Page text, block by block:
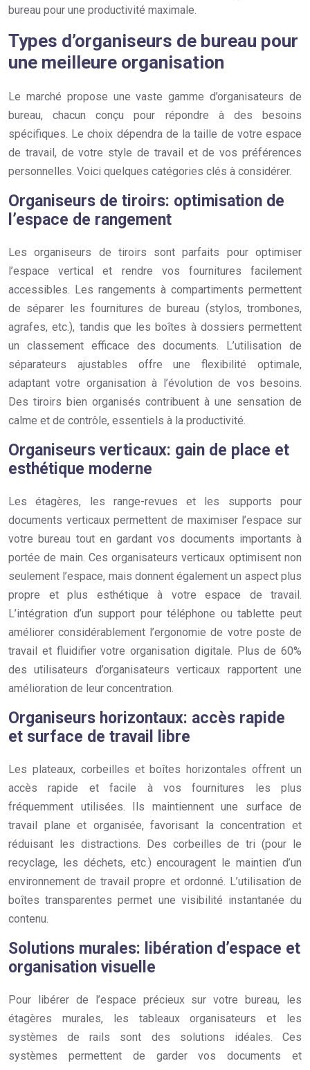
bureau pour une productivité maximale.
Types d’organiseurs de bureau pour
une meilleure organisation
Le marché propose une vaste gamme d’organisateurs de
bureau, chacun conçu pour répondre à des besoins
spécifiques. Le choix dépendra de la taille de votre espace
de travail, de votre style de travail et de vos préférences
personnelles. Voici quelques catégories clés à considérer.
Organiseurs de tiroirs: optimisation de
l’espace de rangement
Les organiseurs de tiroirs sont parfaits pour optimiser
l’espace vertical et rendre vos fournitures facilement
accessibles. Les rangements à compartiments permettent
de séparer les fournitures de bureau (stylos, trombones,
agrafes, etc.), tandis que les boîtes à dossiers permettent
un classement efficace des documents. L’utilisation de
séparateurs ajustables offre une flexibilité optimale,
adaptant votre organisation à l’évolution de vos besoins.
Des tiroirs bien organisés contribuent à une sensation de
calme et de contrôle, essentiels à la productivité.
Organiseurs verticaux: gain de place et
esthétique moderne
Les étagères, les range-revues et les supports pour
documents verticaux permettent de maximiser l’espace sur
votre bureau tout en gardant vos documents importants à
portée de main. Ces organisateurs verticaux optimisent non
seulement l’espace, mais donnent également un aspect plus
propre et plus esthétique à votre espace de travail.
L’intégration d’un support pour téléphone ou tablette peut
améliorer considérablement l’ergonomie de votre poste de
travail et fluidifier votre organisation digitale. Plus de 60%
des utilisateurs d’organisateurs verticaux rapportent une
amélioration de leur concentration.
Organiseurs horizontaux: accès rapide
et surface de travail libre
Les plateaux, corbeilles et boîtes horizontales offrent un
accès rapide et facile à vos fournitures les plus
fréquemment utilisées. Ils maintiennent une surface de
travail plane et organisée, favorisant la concentration et
réduisant les distractions. Des corbeilles de tri (pour le
recyclage, les déchets, etc.) encouragent le maintien d’un
environnement de travail propre et ordonné. L’utilisation de
boîtes transparentes permet une visibilité instantanée du
contenu.
Solutions murales: libération d’espace et
organisation visuelle
Pour libérer de l’espace précieux sur votre bureau, les
étagères murales, les tableaux organisateurs et les
systèmes de rails sont des solutions idéales. Ces
systèmes permettent de garder vos documents et